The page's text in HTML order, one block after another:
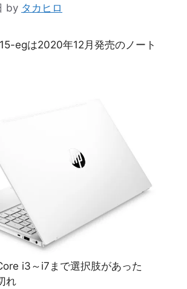
by タカヒロ
egは2020年12月発売のノート
i3～i7まで選択肢があった
れ